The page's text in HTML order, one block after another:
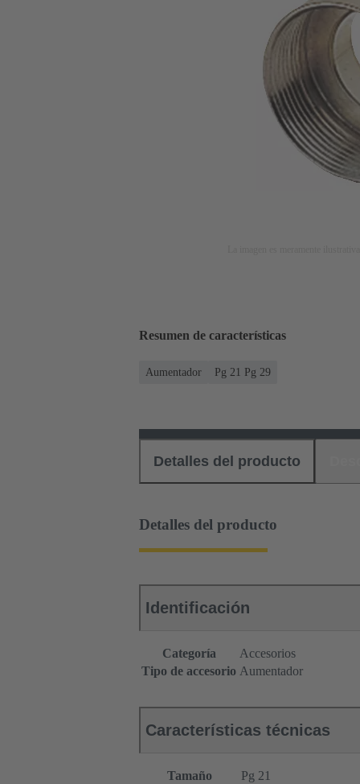
Resumen de características
Aumentador Pg 21 Pg 29
Detalles del producto
Detalles del producto
Identificación
Categoría
Accesorios
Tipo de accesorio Aumentador
Características técnicas
Tamaño
Pg 21